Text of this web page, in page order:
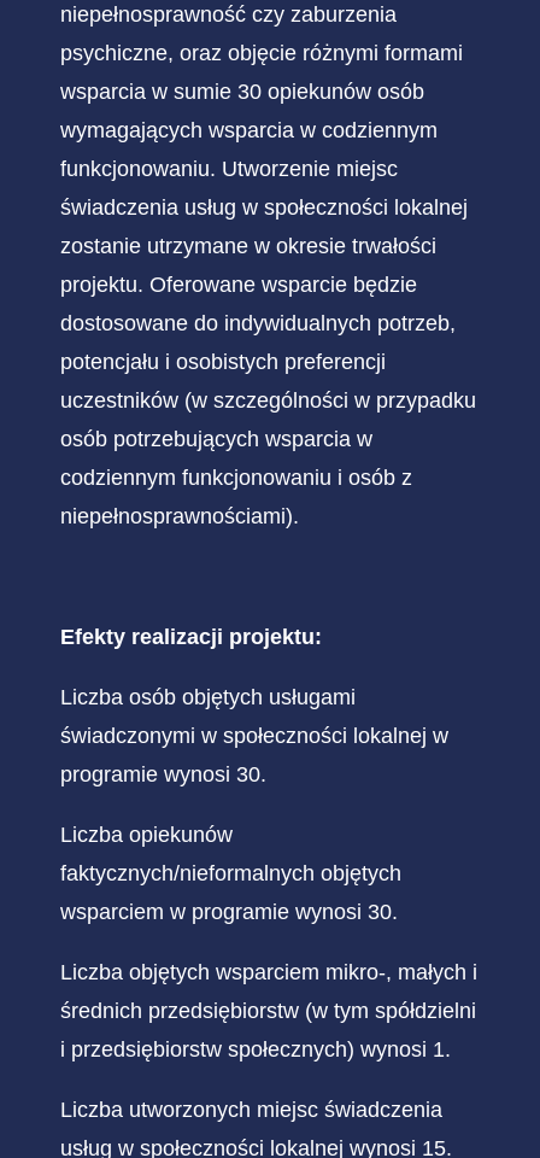
niepełnosprawność czy zaburzenia
psychiczne, oraz objęcie różnymi formami
wsparcia w sumie 30 opiekunów osób
wymagających wsparcia w codziennym
funkcjonowaniu. Utworzenie miejsc
świadczenia usług w społeczności lokalnej
zostanie utrzymane w okresie trwałości
projektu. Oferowane wsparcie będzie
dostosowane do indywidualnych potrzeb,
potencjału i osobistych preferencji
uczestników (w szczególności w przypadku
osób potrzebujących wsparcia w
codziennym funkcjonowaniu i osób z
niepełnosprawnościami).
Efekty realizacji projektu:
Liczba osób objętych usługami
świadczonymi w społeczności lokalnej w
programie wynosi 30.
Liczba opiekunów
faktycznych/nieformalnych objętych
wsparciem w programie wynosi 30.
Liczba objętych wsparciem mikro-, małych i
średnich przedsiębiorstw (w tym spółdzielni
i przedsiębiorstw społecznych) wynosi 1.
Liczba utworzonych miejsc świadczenia
usług w społeczności lokalnej wynosi 15.